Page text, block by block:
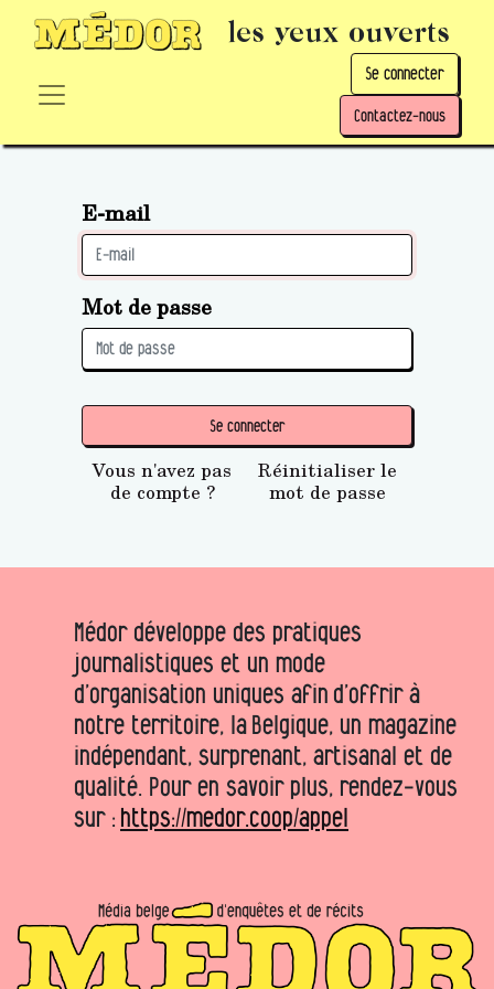
les yeux ouverts
Se connecter
Contactez-nous
E-mail
Mot de passe
Se connecter
Vous n'avez pas
de compte ?
Réinitialiser le
mot de passe
Médor développe des pratiques
journalistiques et un mode
d’organisation uniques afin d’offrir à
notre territoire, la Belgique, un magazine
indépendant, surprenant, artisanal et de
qualité. Pour en savoir plus, rendez-vous
sur : https://medor.coop/appel